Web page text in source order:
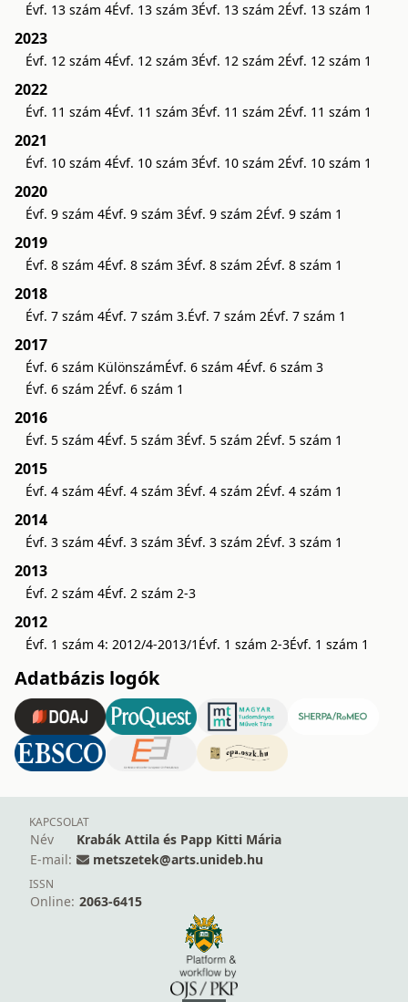
Évf. 13 szám 4Évf. 13 szám 3Évf. 13 szám 2Évf. 13 szám 1
2023
Évf. 12 szám 4Évf. 12 szám 3Évf. 12 szám 2Évf. 12 szám 1
2022
Évf. 11 szám 4Évf. 11 szám 3Évf. 11 szám 2Évf. 11 szám 1
2021
Évf. 10 szám 4Évf. 10 szám 3Évf. 10 szám 2Évf. 10 szám 1
2020
Évf. 9 szám 4Évf. 9 szám 3Évf. 9 szám 2Évf. 9 szám 1
2019
Évf. 8 szám 4Évf. 8 szám 3Évf. 8 szám 2Évf. 8 szám 1
2018
Évf. 7 szám 4Évf. 7 szám 3.Évf. 7 szám 2Évf. 7 szám 1
2017
Évf. 6 szám KülönszámÉvf. 6 szám 4Évf. 6 szám 3
Évf. 6 szám 2Évf. 6 szám 1
2016
Évf. 5 szám 4Évf. 5 szám 3Évf. 5 szám 2Évf. 5 szám 1
2015
Évf. 4 szám 4Évf. 4 szám 3Évf. 4 szám 2Évf. 4 szám 1
2014
Évf. 3 szám 4Évf. 3 szám 3Évf. 3 szám 2Évf. 3 szám 1
2013
Évf. 2 szám 4Évf. 2 szám 2-3
2012
Évf. 1 szám 4: 2012/4-2013/1 Évf. 1 szám 2-3Évf. 1 szám 1
Adatbázis logók
KAPCSOLAT
Név
Krabák Attila és Papp Kitti Mária
E-mail:
metszetek@arts.unideb.hu
ISSN
Online: 2063-6415